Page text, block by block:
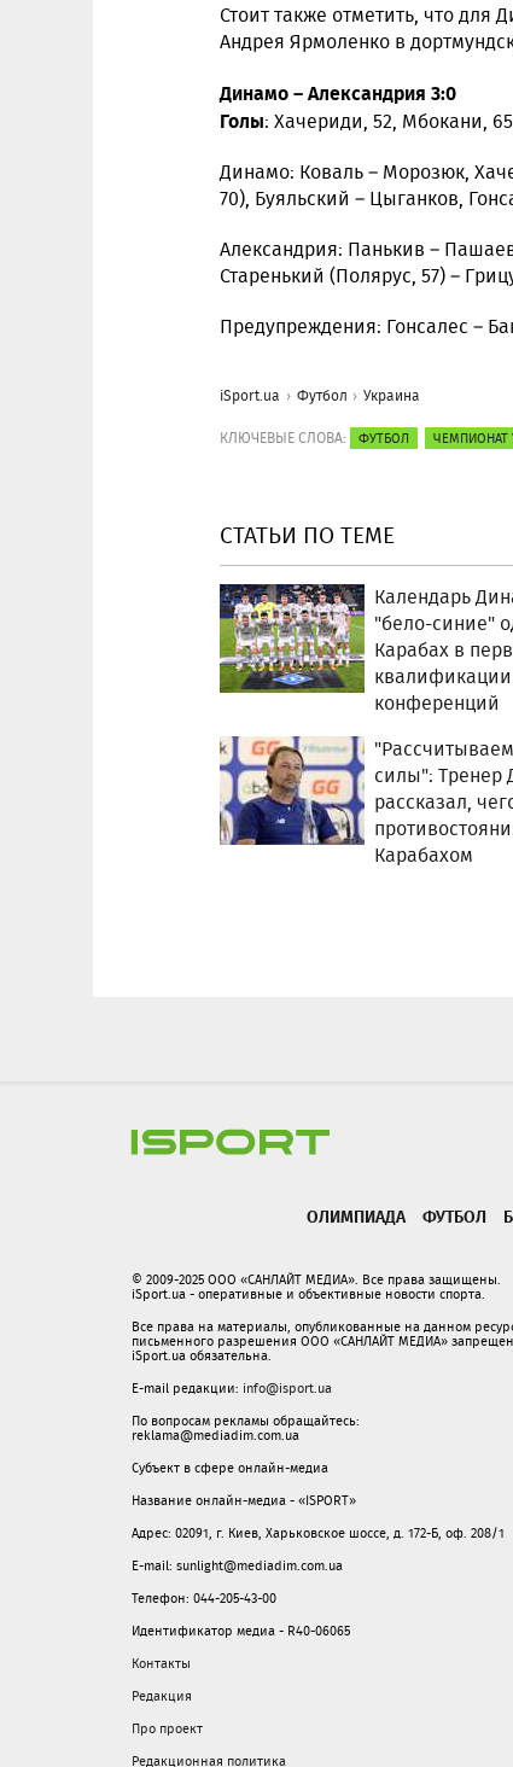
Стоит также отметить, что для
Андрея Ярмоленко в
Динамо – Александрия 3:0
Голы: Хачериди, 52, Мбокани,
Динамо: Коваль – Морозюк,
70), Буяльский – Цыганков,
Александрия: Панькив –
Старенький (Полярус, 57) –
Предупреждения: Гонсалес –
iSport.ua Футбол Украина
КЛЮЧЕВЫЕ СЛОВА: ФУТБОЛ ЧЕМПИОНАТ
СТАТЬИ ПО ТЕМЕ
Календарь
"бело-синие"
Карабах в
конференций
силы": Тренер
рассказал,
Карабахом
ОЛИМПИАДА ФУТБОЛ
© 2009-2025 ООО «САНЛАЙТ МЕДИА». Все права защищены.
iSport.ua - оперативные и объективные новости спорта.
Все права на материалы, опубликованные на данном
письменного разрешения ООО «САНЛАЙТ МЕДИА»
iSport.ua обязательна.
E-mail редакции: info@isport.ua
По вопросам рекламы обращайтесь:
reklama@mediadim.com.ua
Субъект в сфере онлайн-медиа
Название онлайн-медиа - «ISPORT»
Адрес: 02091, г. Киев, Харьковское шоссе, д. 172-Б, оф. 208/1
E-mail: sunlight@mediadim.com.ua
Телефон: 044-205-43-00
Идентификатор медиа - R40-06065
Контакты
Редакция
Про проект
Редакционная политика